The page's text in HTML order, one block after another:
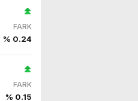
FARK
% 0.24
FARK
% 0.15